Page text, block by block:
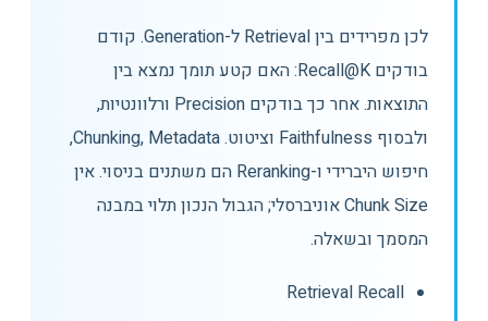
לכן מפרידים בין Retrieval ל-Generation. קודם
בודקים Recall@K: האם קטע תומך נמצא בין
התוצאות. אחר כך בודקים Precision ורלוונטיות,
ולבסוף Faithfulness וציטוט. Chunking, Metadata,
חיפוש היברידי ו-Reranking הם משתנים בניסוי. אין
Chunk Size אוניברסלי; הגבול הנכון תלוי במבנה
המסמך ובשאלה.
Retrieval Recall